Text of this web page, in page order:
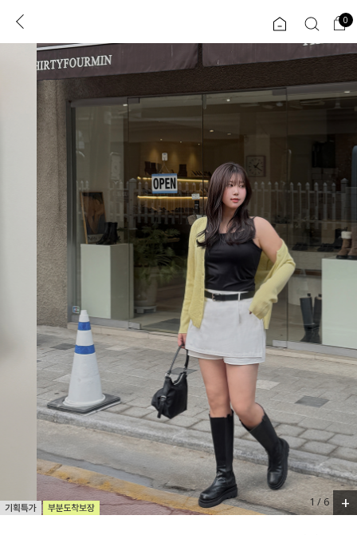
로그인 0
TW
콘텐츠
COMMUNITY
도착보장⚡
인플루언서 pick!
신상 5%
베스트
MADE
세트할인 ~30%
하객룩
살안타템
110사이즈
ALL
익스클루시브
아우터
티셔츠
니트
블라우스
원피스
팬츠
스커트
0
1 /6 +